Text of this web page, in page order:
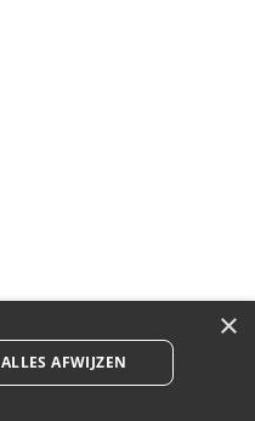
×
ALLES AFWIJZEN